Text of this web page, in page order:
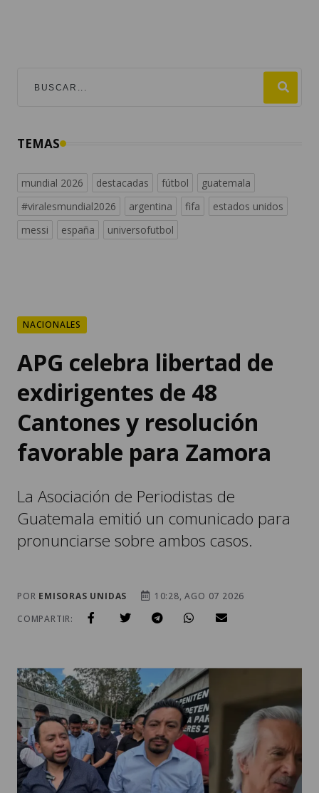
TEMAS
mundial 2026 destacadas fútbol
guatemala
#viralesmundial2026
argentina fifa
estados unidos
messi
españa universofutbol
NACIONALES
APG celebra libertad de
exdirigentes de 48
Cantones y resolución
favorable para Zamora
La Asociación de Periodistas de
Guatemala emitió un comunicado para
pronunciarse sobre ambos casos.
POR EMISORAS UNIDAS
10:28, AGO 07 2026
COMPARTIR: